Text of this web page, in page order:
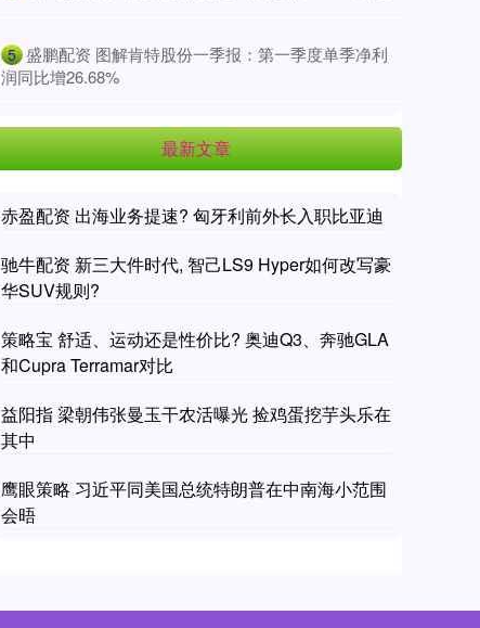
5 ​盛鹏配资 图解肯特股份一季报：第一季度单季净利
润同比增26.68%
最新文章
赤盈配资 出海业务提速? 匈牙利前外长入职比亚迪
驰牛配资 新三大件时代, 智己LS9 Hyper如何改写豪
华SUV规则?
策略宝 舒适、运动还是性价比? 奥迪Q3、奔驰GLA
和Cupra Terramar对比
益阳指 梁朝伟张曼玉干农活曝光 捡鸡蛋挖芋头乐在
其中
鹰眼策略 习近平同美国总统特朗普在中南海小范围
会晤